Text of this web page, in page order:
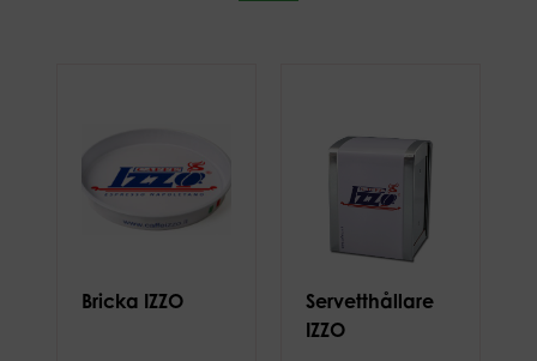
Bricka IZZO
Servetthållare
IZZO